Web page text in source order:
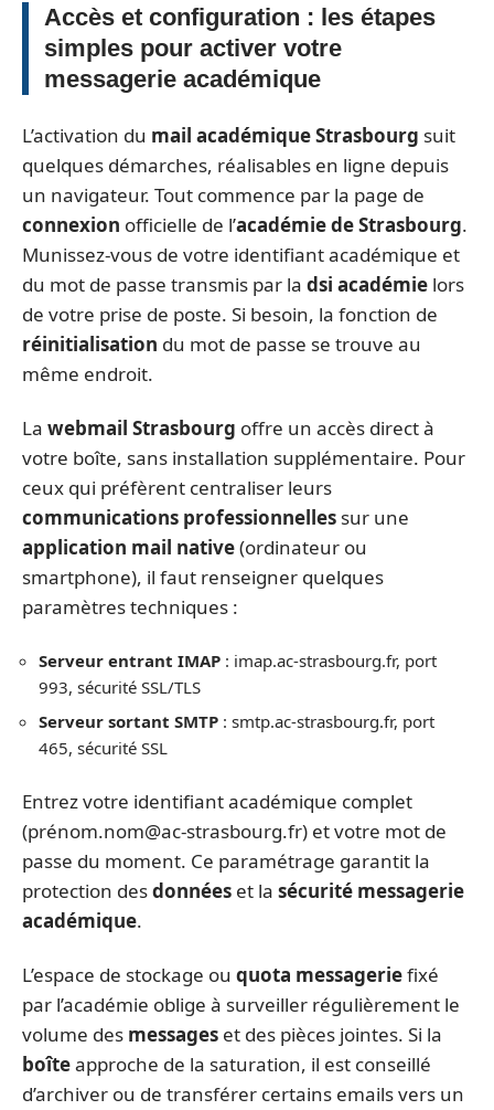
Accès et configuration : les étapes
simples pour activer votre
messagerie académique
L’activation du mail académique Strasbourg suit
quelques démarches, réalisables en ligne depuis
un navigateur. Tout commence par la page de
connexion officielle de l’académie de Strasbourg.
Munissez-vous de votre identifiant académique et
du mot de passe transmis par la dsi académie lors
de votre prise de poste. Si besoin, la fonction de
réinitialisation du mot de passe se trouve au
même endroit.
La webmail Strasbourg offre un accès direct à
votre boîte, sans installation supplémentaire. Pour
ceux qui préfèrent centraliser leurs
communications professionnelles sur une
application mail native(ordinateur ou
smartphone), il faut renseigner quelques
paramètres techniques :
Serveur entrant IMAP : imap.ac-strasbourg.fr, port
993, sécurité SSL/TLS
Serveur sortant SMTP : smtp.ac-strasbourg.fr, port
465, sécurité SSL
Entrez votre identifiant académique complet
(prénom.nom@ac-strasbourg.fr) et votre mot de
passe du moment. Ce paramétrage garantit la
protection desdonnées et la sécurité messagerie
académique.
L’espace de stockage ou quota messageriefixé
par l’académie oblige à surveiller régulièrement le
volume des messages et des pièces jointes. Si la
boîteapproche de la saturation, il est conseillé
d’archiver ou de transférer certains emails vers un